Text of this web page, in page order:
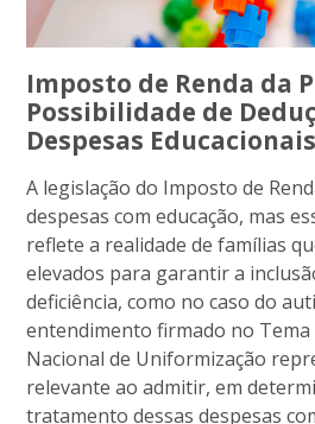
Imposto de Renda da
Possibilidade de
Despesas
A legislação do Imposto de
despesas com educação, mas
reflete a realidade de famílias
elevados para garantir a
deficiência, como no caso do
entendimento firmado no Tema
Nacional de Uniformização
relevante ao admitir, em
tratamento dessas despesas